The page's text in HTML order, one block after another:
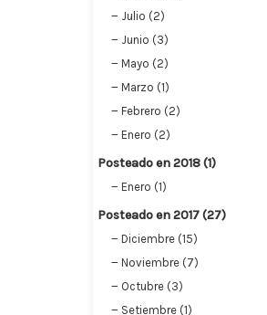
Julio (2)
Junio (3)
Mayo (2)
Marzo (1)
Febrero (2)
Enero (2)
Posteado en 2018 (1)
Enero (1)
Posteado en 2017 (27)
Diciembre (15)
Noviembre (7)
Octubre (3)
Setiembre (1)